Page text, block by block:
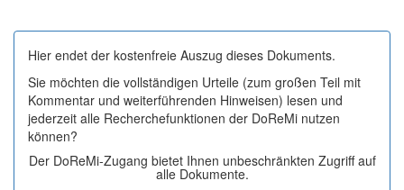
Hier endet der kostenfreie Auszug dieses Dokuments.
Sie möchten die vollständigen Urteile (zum großen Teil mit
Kommentar und weiterführenden Hinweisen) lesen und
jederzeit alle Recherchefunktionen der DoReMi nutzen
können?
Der DoReMi-Zugang bietet Ihnen unbeschränkten Zugriff auf
alle Dokumente.